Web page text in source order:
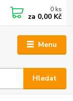
Menu
Hledat
0 ks
za 0,00 Kč